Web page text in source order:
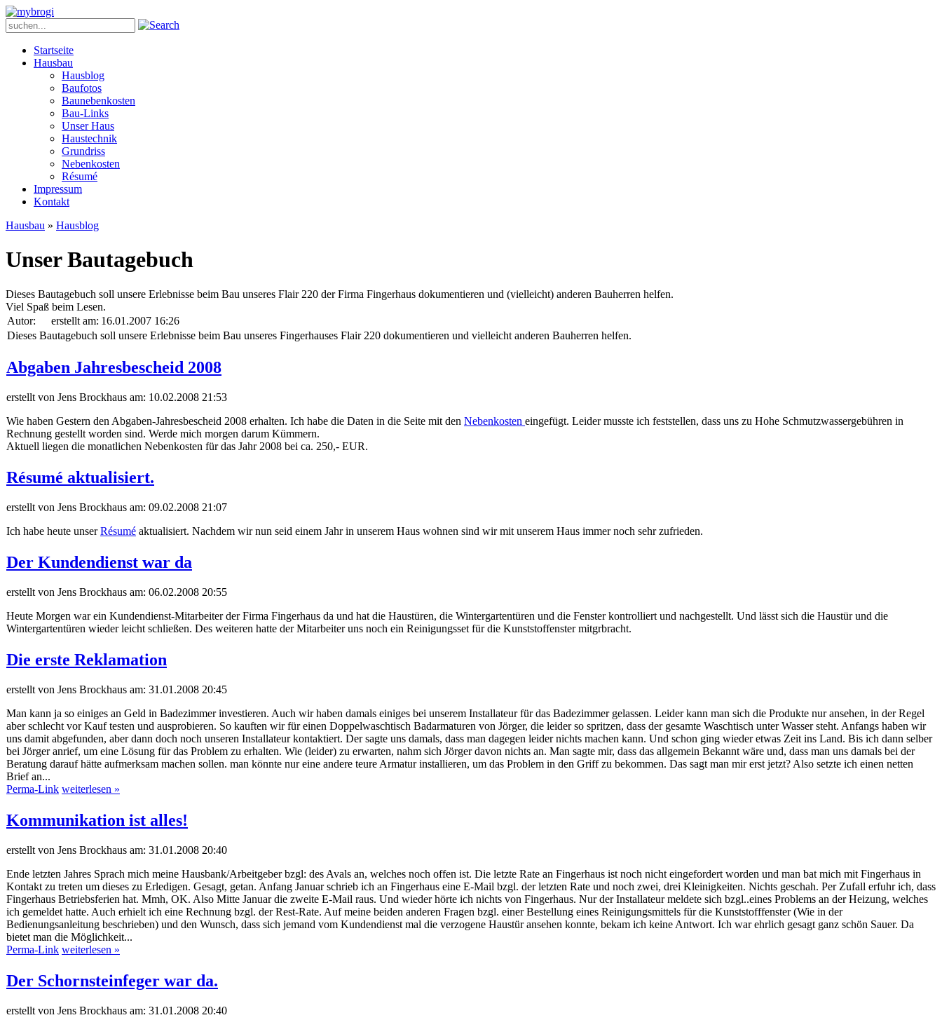
Startseite
Hausbau
Hausblog
Baufotos
Baunebenkosten
Bau-Links
Unser Haus
Haustechnik
Grundriss
Nebenkosten
Ré­su­mé
Impressum
Kontakt
Hausbau » Hausblog
Unser Bautagebuch
Dieses Bautagebuch soll unsere Erlebnisse beim Bau unseres Flair 220 der Firma Fingerhaus dokumentieren und (vielleicht) anderen Bauherren helfen.
Viel Spaß beim Lesen.
Autor:
erstellt am: 16.01.2007 16:26
Dieses Bautagebuch soll unsere Erlebnisse beim Bau unseres Fingerhauses Flair 220 dokumentieren und vielleicht anderen Bauherren helfen.
Abgaben Jahresbescheid 2008
erstellt von Jens Brockhaus am: 10.02.2008 21:53
Wie haben Gestern den Abgaben-Jahresbescheid 2008 erhalten. Ich habe die Daten in die Seite mit den Nebenkosten eingefügt. Leider musste ich feststellen, dass uns zu Hohe Schmutzwassergebühren in
Rechnung gestellt worden sind. Werde mich morgen darum Kümmern.
Aktuell liegen die monatlichen Nebenkosten für das Jahr 2008 bei ca. 250,- EUR.
Résumé aktualisiert.
erstellt von Jens Brockhaus am: 09.02.2008 21:07
Ich habe heute unserRésumé aktualisiert. Nachdem wir nun seid einem Jahr in unserem Haus wohnen sind wir mit unserem Haus immer noch sehr zufrieden.
Der Kundendienst war da
erstellt von Jens Brockhaus am: 06.02.2008 20:55
Heute Morgen war ein Kundendienst-Mitarbeiter der Firma Fingerhaus da und hat die Haustüren, die Wintergartentüren und die Fenster kontrolliert und nachgestellt. Und lässt sich die Haustür und die
Wintergartentüren wieder leicht schließen. Des weiteren hatte der Mitarbeiter uns noch ein Reinigungsset für die Kunststoffenster mitgrbracht.
Die erste Reklamation
erstellt von Jens Brockhaus am: 31.01.2008 20:45
Man kann ja so einiges an Geld in Badezimmer investieren. Auch wir haben damals einiges bei unserem Installateur für das Badezimmer gelassen. Leider kann man sich die Produkte nur ansehen, in der Regel
aber schlecht vor Kauf testen und ausprobieren. So kauften wir für einen Doppelwaschtisch Badarmaturen von Jörger, die leider so spritzen, dass der gesamte Waschtisch unter Wasser steht. Anfangs haben wir
uns damit abgefunden, aber dann doch noch unseren Installateur kontaktiert. Der sagte uns damals, dass man dagegen leider nichts machen kann. Und schon ging wieder etwas Zeit ins Land. Bis ich dann selber
bei Jörger anrief, um eine Lösung für das Problem zu erhalten. Wie (leider) zu erwarten, nahm sich Jörger davon nichts an. Man sagte mir, dass das allgemein Bekannt wäre und, dass man uns damals bei der
Beratung darauf hätte aufmerksam machen sollen. man könnte nur eine andere teure Armatur installieren, um das Problem in den Griff zu bekommen. Das sagt man mir erst jetzt? Also setzte ich einen netten
Brief an...
Perma-Link weiterlesen »
Kommunikation ist alles!
erstellt von Jens Brockhaus am: 31.01.2008 20:40
Ende letzten Jahres Sprach mich meine Hausbank/Arbeitgeber bzgl: des Avals an, welches noch offen ist. Die letzte Rate an Fingerhaus ist noch nicht eingefordert worden und man bat mich mit Fingerhaus in
Kontakt zu treten um dieses zu Erledigen. Gesagt, getan. Anfang Januar schrieb ich an Fingerhaus eine E-Mail bzgl. der letzten Rate und noch zwei, drei Kleinigkeiten. Nichts geschah. Per Zufall erfuhr ich, dass
Fingerhaus Betriebsferien hat. Mmh, OK. Also Mitte Januar die zweite E-Mail raus. Und wieder hörte ich nichts von Fingerhaus. Nur der Installateur meldete sich bzgl..eines Problems an der Heizung, welches
ich gemeldet hatte. Auch erhielt ich eine Rechnung bzgl. der Rest-Rate. Auf meine beiden anderen Fragen bzgl. einer Bestellung eines Reinigungsmittels für die Kunststofffenster (Wie in der
Bedienungsanleitung beschrieben) und den Wunsch, dass sich jemand vom Kundendienst mal die verzogene Haustür ansehen konnte, bekam ich keine Antwort. Ich war ehrlich gesagt ganz schön Sauer. Da
bietet man die Möglichkeit...
Perma-Link weiterlesen »
Der Schornsteinfeger war da.
erstellt von Jens Brockhaus am: 31.01.2008 20:40